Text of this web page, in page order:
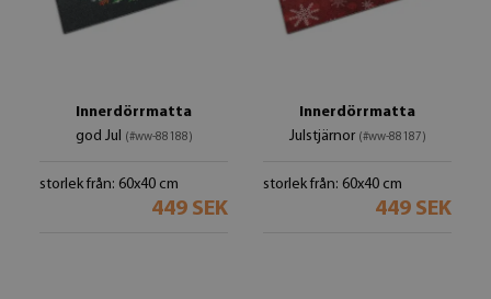
Innerdörrmatta
god Jul (#ww-88188)
storlek från: 60x40 cm
449 SEK
Innerdörrmatta
Julstjärnor (#ww-88187)
storlek från: 60x40 cm
449 SEK